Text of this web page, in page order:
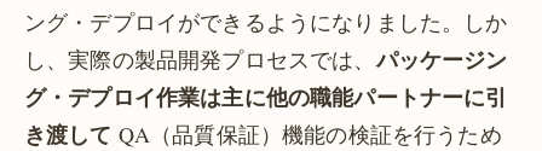
ング・デプロイができるようになりました。しか
し、実際の製品開発プロセスでは、パッケージン
グ・デプロイ作業は主に他の職能パートナーに引
き渡して QA（品質保証）機能の検証を行うため